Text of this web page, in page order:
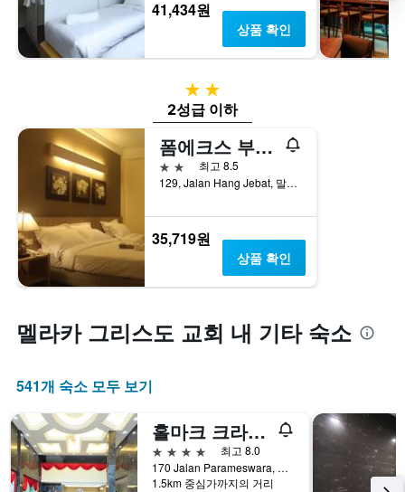
41,434원
상품 확인
2성급
2성급 이하
폼에크스 부티크 호텔, 존커 스트리트
2성급
최고 8.5
129, Jalan Hang Jebat, 말라카, 말레이시아
35,719원
상품 확인
멜라카 그리스도 교회 내 기타 숙소
541개 숙소 모두 보기
홀마크 크라운 호텔
4성급
최고 8.0
170 Jalan Parameswara, 말라카, 말레이시아
1.5km 중심가까지의 거리